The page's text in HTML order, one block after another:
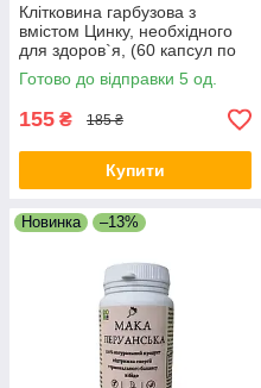
Клітковина гарбузова з
вмістом Цинку, необхідного
для здоров`я, (60 капсул по
500 мг)
Готово до відправки 5 од.
155 ₴ 185 ₴
Купити
Новинка –13%